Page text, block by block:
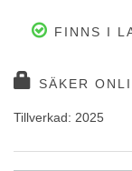
FINNS I
SÄKER
Tillverkad: 2025